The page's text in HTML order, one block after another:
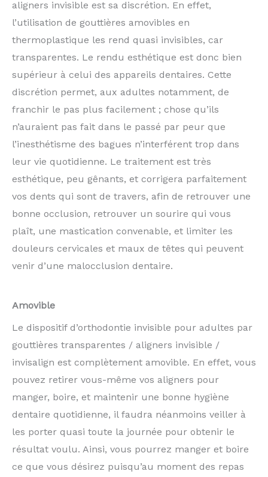
aligners invisible est sa discrétion. En effet,
l’utilisation de gouttières amovibles en
thermoplastique les rend quasi invisibles, car
transparentes. Le rendu esthétique est donc bien
supérieur à celui des appareils dentaires. Cette
discrétion permet, aux adultes notamment, de
franchir le pas plus facilement ; chose qu’ils
n’auraient pas fait dans le passé par peur que
l’inesthétisme des bagues n’interférent trop dans
leur vie quotidienne. Le traitement est très
esthétique, peu gênants, et corrigera parfaitement
vos dents qui sont de travers, afin de retrouver une
bonne occlusion, retrouver un sourire qui vous
plaît, une mastication convenable, et limiter les
douleurs cervicales et maux de têtes qui peuvent
venir d’une malocclusion dentaire.
Amovible
Le dispositif d’orthodontie invisible pour adultes par
gouttières transparentes / aligners invisible /
invisalign est complètement amovible. En effet, vous
pouvez retirer vous-même vos aligners pour
manger, boire, et maintenir une bonne hygiène
dentaire quotidienne, il faudra néanmoins veiller à
les porter quasi toute la journée pour obtenir le
résultat voulu. Ainsi, vous pourrez manger et boire
ce que vous désirez puisqu’au moment des repas